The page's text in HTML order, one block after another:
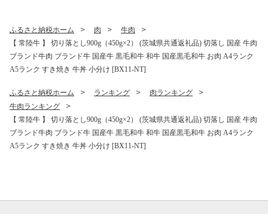
ふるさと納税ホーム 肉
牛肉
【 常陸牛 】 切り落とし900g（450g×2） (茨城県共通返礼品) 切落し 国産 牛肉
ブランド牛肉 ブランド牛 国産牛 黒毛和牛 和牛 国産黒毛和牛 お肉 A4ランク
A5ランク すき焼き 牛丼 小分け [BX11-NT]
ふるさと納税ホーム ランキング
肉ランキング
牛肉ランキング
【 常陸牛 】 切り落とし900g（450g×2） (茨城県共通返礼品) 切落し 国産 牛肉
ブランド牛肉 ブランド牛 国産牛 黒毛和牛 和牛 国産黒毛和牛 お肉 A4ランク
A5ランク すき焼き 牛丼 小分け [BX11-NT]